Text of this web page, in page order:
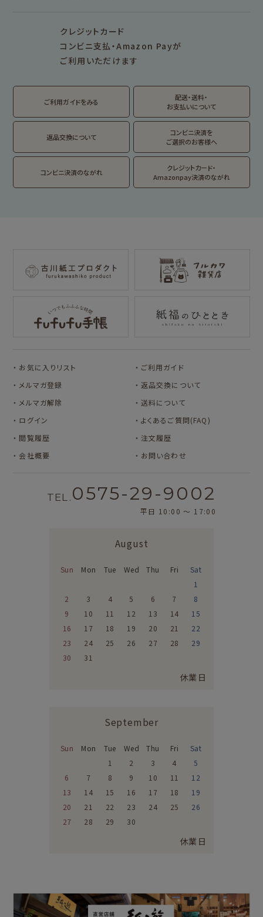
フルカワはんこの商品を見る スタンプパッドの商品を見る
サンリオキャラクタ
ーズ
おやつパーティ
トビマツショウイチ
ロウ
トコロコムギ
アルプスの少女ハイ
ジ
Lipton BEAR'S
カルビーレトロ
サンリオキャラクタ
ーズ
フルーツマーケット
お菓子などうぶつ
工房
キャラクター別
サンリオキャラクタ
ーズ
コラボ別
TEA STAND
翠 sui の商品を見る 結々 yuiyui の商品を見る
クレジットカード
コンビニ支払・Amazon Payが
ご利用いただけます
ご利用ガイドをみる
配送・送料・
お支払いについて
返品交換について
コンビニ決済を
ご選択のお客様へ
コンビニ決済のながれ
クレジットカード・
Amazonpay決済のながれ
お気に入りリスト
メルマガ登録
メルマガ解除
ログイン
ご利用ガイド
返品交換について
送料について
よくあるご質問(FAQ)
閲覧履歴
注文履歴
会社概要
お問い合わせ
TEL. 0575-29-9002
平日 10:00 〜 17:00
August
Sun Mon Tue Wed Thu Fri
Sat
1
2
3 4 5 6 7
8
9
10 11 12 13 14
15
16
17 18 19 20 21
22
23
24 25 26 27 28
29
30
31
休業日
September
Sun Mon Tue Wed Thu Fri
Sat
1
2 3 4
5
6
7 8 9 10 11
12
13
14 15 16 17 18
19
20
21 22 23 24 25
26
27
28 29 30
休業日